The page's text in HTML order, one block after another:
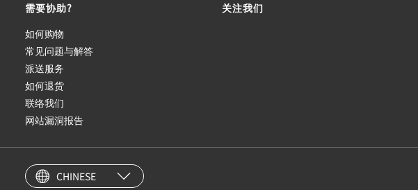
需要协助?
如何购物
常见问题与解答
派送服务
如何退货
联络我们
网站漏洞报告
关注我们
CHINESE